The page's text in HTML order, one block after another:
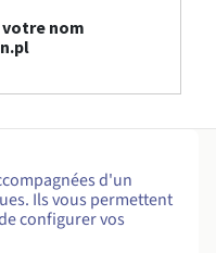
nom
d'un
Ils vous permettent
configurer vos